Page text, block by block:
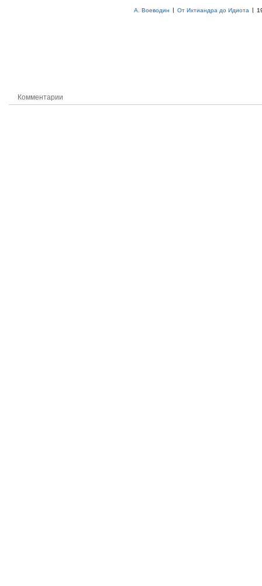
А. Воеводин | От Ихтиандра до Идиота |
Комментарии